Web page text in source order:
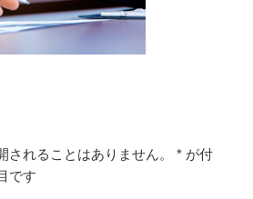
されることはありません。 * が付
です